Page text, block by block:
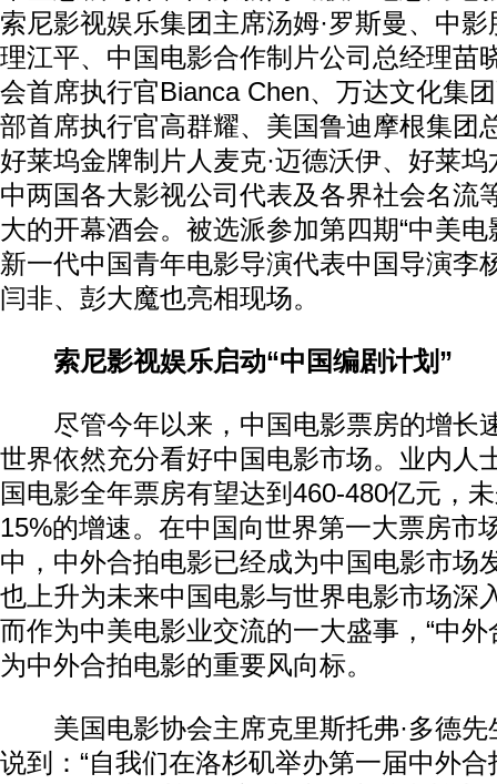
索尼影视娱乐集团主席汤姆·罗斯曼、中
理江平、中国电影合作制片公司总经理苗
会首席执行官Bianca Chen、万达文化集
部首席执行官高群耀、美国鲁迪摩根集团
好莱坞金牌制片人麦克·迈德沃伊、好莱
中两国各大影视公司代表及各界社会名流
大的开幕酒会。被选派参加第四期“中美电
新一代中国青年电影导演代表中国导演李
闫非、彭大魔也亮相现场。
索尼影视娱乐启动“中国编剧计划”
尽管今年以来，中国电影票房的增长
世界依然充分看好中国电影市场。业内人
国电影全年票房有望达到460-480亿元，
15%的增速。在中国向世界第一大票房市
中，中外合拍电影已经成为中国电影市场
也上升为未来中国电影与世界电影市场深
而作为中美电影业交流的一大盛事，“中外
为中外合拍电影的重要风向标。
美国电影协会主席克里斯托弗·多德先
说到：“自我们在洛杉矶举办第一届中外